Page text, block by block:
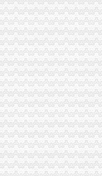
行政执法机关
管执法基础
司活动
集中整行动
扎实开展个体验照工作
开展送温暖活动
花竹经营秩序
确保三个效果
分公司
一线干部行政能力
公司工作
服务积开展现场个体验照
司营业执照注销行政指导
场见成效
会议精
作会议精
达落实全市工商工作会议精